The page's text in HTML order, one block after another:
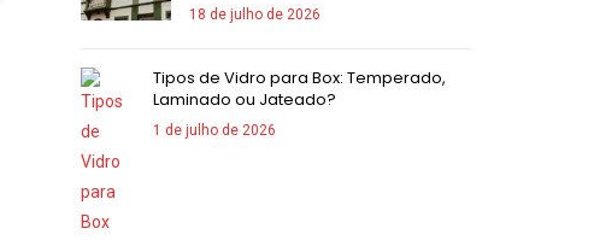
18 de julho de 2026
Tipos de Vidro para Box: Temperado,
Laminado ou Jateado?
1 de julho de 2026